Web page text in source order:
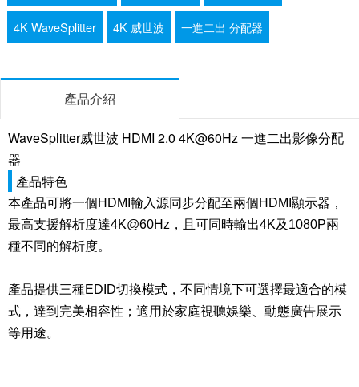
4K WaveSplitter 4K 威世波 一進二出 分配器
產品介紹
WaveSplitter威世波 HDMI 2.0 4K@60Hz 一進二出影像分配
器
產品特色
本產品可將一個HDMI輸入源同步分配至兩個HDMI顯示器，
最高支援解析度達4K@60Hz，且可同時輸出4K及1080P兩
種不同的解析度。
產品提供三種EDID切換模式，不同情境下可選擇最適合的模
式，達到完美相容性；適用於家庭視聽娛樂、動態廣告展示
等用途。